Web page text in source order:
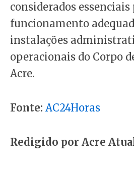
considerados essenciais
funcionamento
instalações
operacionais do Corpo
Acre.
Fonte: AC24Horas
Redigido por Acre